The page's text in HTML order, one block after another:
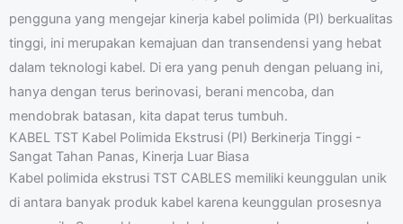
pengguna yang mengejar kinerja kabel polimida (PI) berkualitas
tinggi, ini merupakan kemajuan dan transendensi yang hebat
dalam teknologi kabel. Di era yang penuh dengan peluang ini,
hanya dengan terus berinovasi, berani mencoba, dan
mendobrak batasan, kita dapat terus tumbuh.
KABEL TST Kabel Polimida Ekstrusi (PI) Berkinerja Tinggi -
Sangat Tahan Panas, Kinerja Luar Biasa
Kabel polimida ekstrusi TST CABLES memiliki keunggulan unik
di antara banyak produk kabel karena keunggulan prosesnya